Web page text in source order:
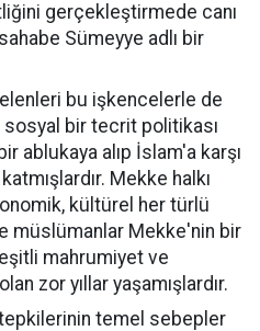
gerçekleştirmede canı
Sümeyye adlı bir
bu işkencelerle de
bir tecrit politikası
ablukaya alıp İslam'a karşı
Mekke halkı
kültürel her türlü
müslümanlar Mekke'nin bir
mahrumiyet ve
zor yıllar yaşamışlardır.
tepkilerinin temel sebepler